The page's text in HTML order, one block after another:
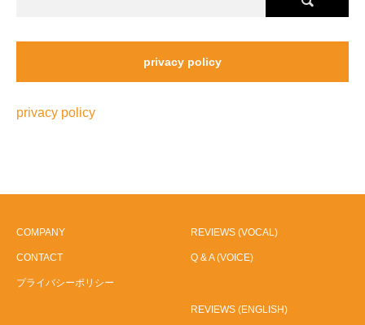
privacy policy
privacy policy
COMPANY
CONTACT
プライバシーポリシー
REVIEWS (VOCAL)
Q & A (VOICE)
REVIEWS (ENGLISH)